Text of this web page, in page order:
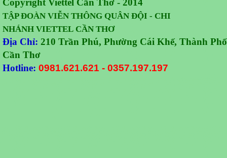
Copyright Viettel Cần Thơ - 2014
TẬP ĐOÀN VIỄN THÔNG QUÂN ĐỘI - CHI
NHÁNH VIETTEL CẦN THƠ
Địa Chỉ: 210 Trần Phú, Phường Cái Khế, Thành Phố
Cần Thơ
Hotline: 0981.621.621 - 0357.197.197